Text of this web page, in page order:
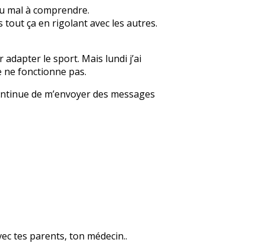
mal à comprendre.
tout ça en rigolant avec les autres.
le sport. Mais lundi j’ai
ne fonctionne pas.
de m’envoyer des messages
tes parents, ton médecin..